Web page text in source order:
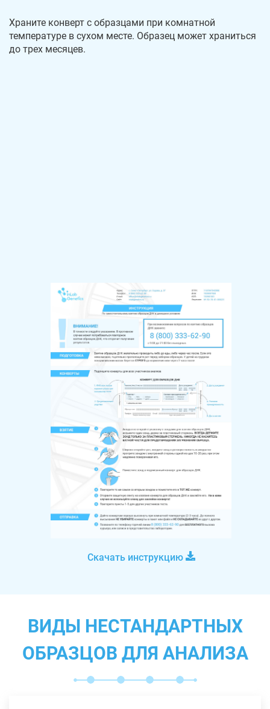
Храните конверт с образцами при комнатной
температуре в сухом месте. Образец может храниться
до трех месяцев.
Скачать инструкцию
ВИДЫ НЕСТАНДАРТНЫХ
ОБРАЗЦОВ ДЛЯ АНАЛИЗА